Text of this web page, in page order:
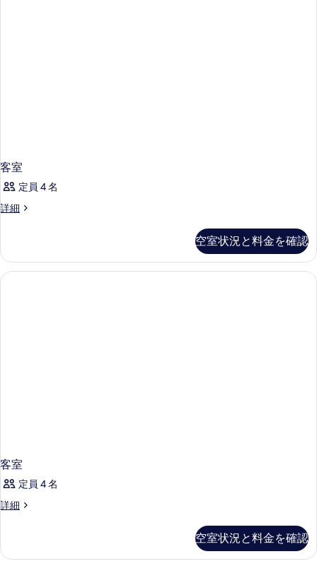
客室
定員 4 名
詳細
客
細
空室状況と料金を確認
客室
定員 4 名
詳細
客
細
空室状況と料金を確認